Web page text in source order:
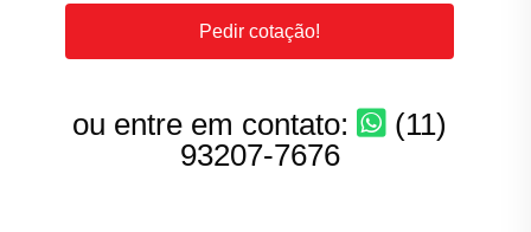
Pedir cotação!
ou entre em contato:
(11)
93207-7676